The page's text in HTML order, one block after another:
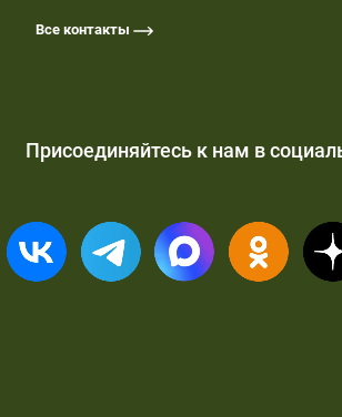
Все контакты
Присоединяйтесь к нам в